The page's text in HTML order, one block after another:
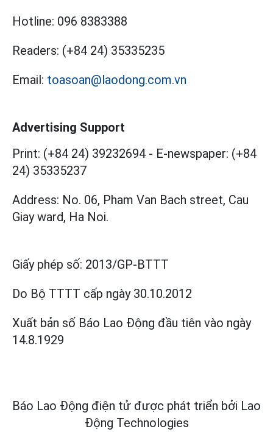
Hotline: 096 8383388
Readers: (+84 24) 35335235
Email: toasoan@laodong.com.vn
Advertising Support
Print: (+84 24) 39232694 - E-newspaper: (+84
24) 35335237
Address: No. 06, Pham Van Bach street, Cau
Giay ward, Ha Noi.
Giấy phép số: 2013/GP-BTTT
Do Bộ TTTT cấp ngày 30.10.2012
Xuất bản số Báo Lao Động đầu tiên vào ngày
14.8.1929
Báo Lao Động điện tử được phát triển bởi Lao
Động Technologies